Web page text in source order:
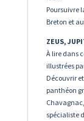
Poursuivre
Breton et
ZEUS,
À lire dans
illustrées
Découvrir
panthéon
spécialiste